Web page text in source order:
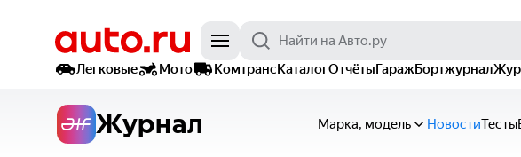
Легковые
Мото КомтрансКаталогОтчётыГаражБортжурнал
Журнал Марка, модель НовостиТесты